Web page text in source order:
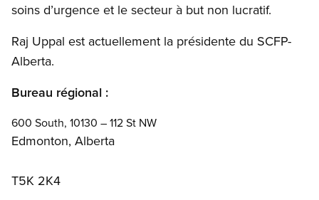
soins d’urgence et le secteur à but non lucratif.
Raj Uppal est actuellement la présidente du SCFP-
Alberta.
Bureau régional :
600 South, 10130 – 112 St NW
Edmonton, Alberta
T5K 2K4